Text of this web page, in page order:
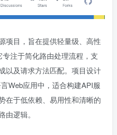
项目，旨在提供轻量级、高性
注于简化路由处理流程，支
以及请求方法匹配。项目设计
Web应用中，适合构建API服
在于低依赖、易用性和清晰的
逻辑。